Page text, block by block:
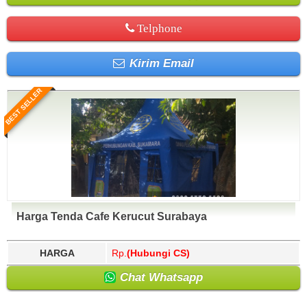
Telphone
Kirim Email
BEST SELLER
Harga Tenda Cafe Kerucut Surabaya
HARGA Rp. (Hubungi CS)
Chat Whatsapp